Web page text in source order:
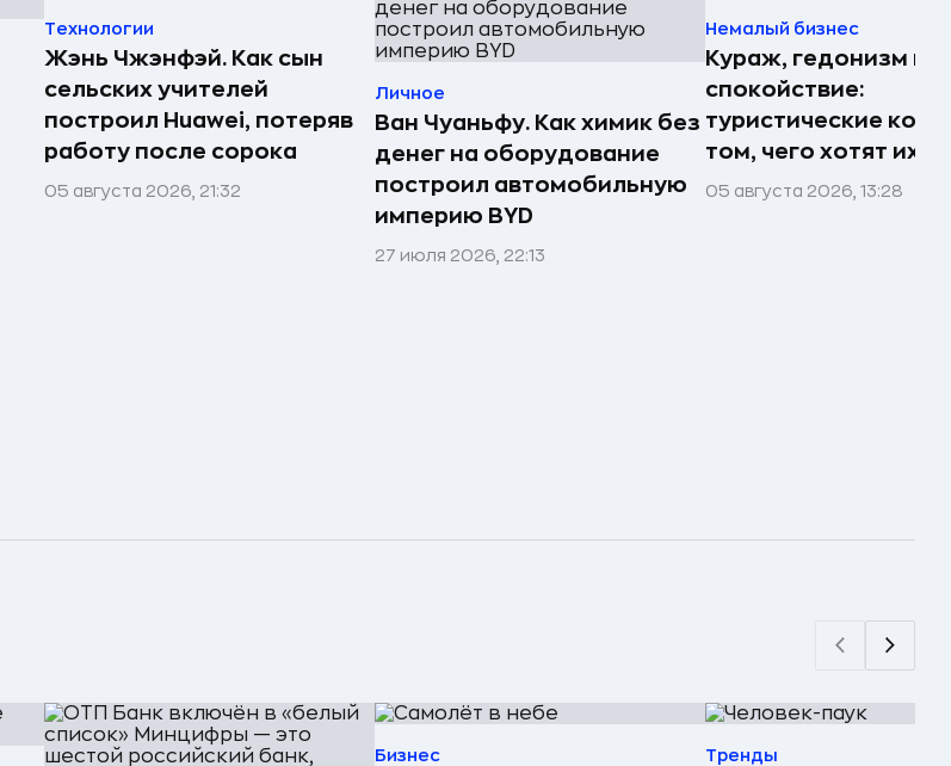
Технологии
Жэнь Чжэнфэй. Как сын
сельских учителей
построил Huawei, потеряв
работу после сорока
05 августа 2026, 21:32
Личное
Ван Чуаньфу. Как химик без
денег на оборудование
построил автомобильную
империю BYD
27 июля 2026, 22:13
Немалый бизнес
Кураж, гедонизм и
спокойствие:
туристические
том, чего хотят их
05 августа 2026, 13:28
Бизнес Тренды